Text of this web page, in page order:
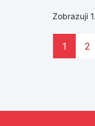
Zobrazuji
1 2